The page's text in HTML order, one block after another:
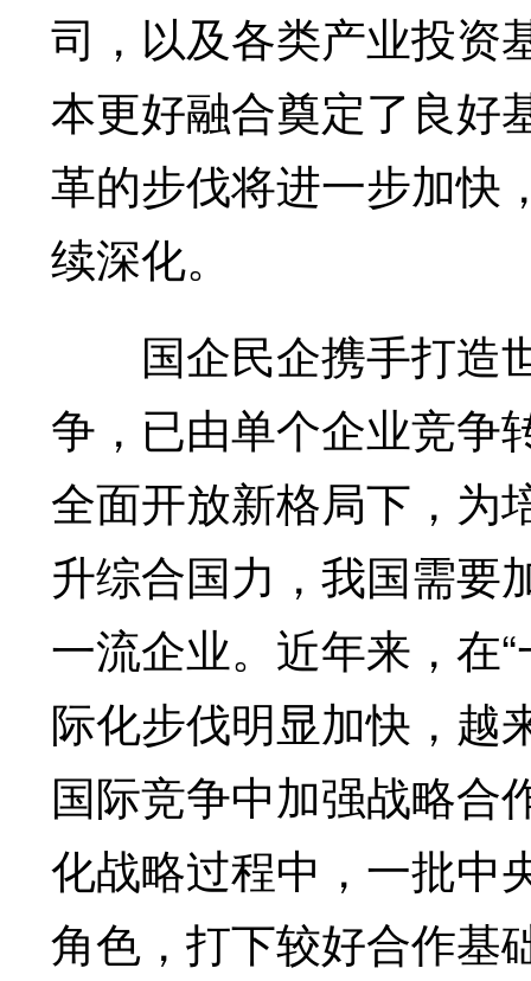
司，以及各类产业投资
本更好融合奠定了良好
革的步伐将进一步加快
续深化。
国企民企携手打造
争，已由单个企业竞争
全面开放新格局下，为
升综合国力，我国需要
一流企业。近年来，在
际化步伐明显加快，越
国际竞争中加强战略合
化战略过程中，一批中
角色，打下较好合作基